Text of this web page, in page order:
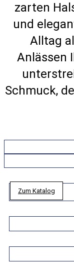
zarten
und
Alltag
Anlässen
Schmuck,
Zum Katalog